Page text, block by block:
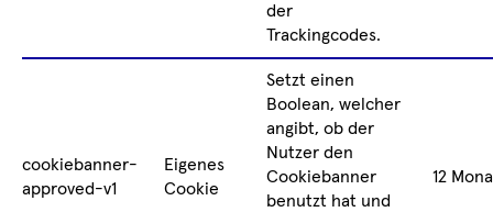
der
Trackingcodes.
cookiebanner-
approved-v1
Eigenes
Cookie
Setzt einen
Boolean, welcher
angibt, ob der
Nutzer den
Cookiebanner
benutzt hat und
12